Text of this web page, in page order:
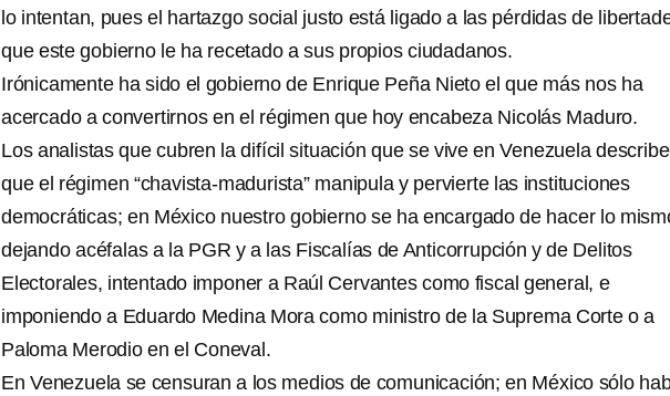
lo intentan, pues el hartazgo social justo está ligado a las pérdidas de
que este gobierno le ha recetado a sus propios ciudadanos.
Irónicamente ha sido el gobierno de Enrique Peña Nieto el que más nos ha
acercado a convertirnos en el régimen que hoy encabeza Nicolás Maduro.
Los analistas que cubren la difícil situación que se vive en Venezuela
que el régimen “chavista-madurista” manipula y pervierte las instituciones
democráticas; en México nuestro gobierno se ha encargado de hacer lo
dejando acéfalas a la PGR y a las Fiscalías de Anticorrupción y de Delitos
Electorales, intentado imponer a Raúl Cervantes como fiscal general, e
imponiendo a Eduardo Medina Mora como ministro de la Suprema Corte o a
Paloma Merodio en el Coneval.
En Venezuela se censuran a los medios de comunicación; en México sólo